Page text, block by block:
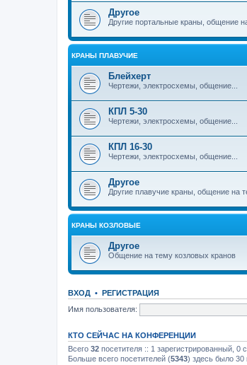
Другое
Другие портальные краны, общение
КРАНЫ ПЛАВУЧИЕ
Блейхерт
Чертежи, электросхемы, общение...
КПЛ 5-30
Чертежи, электросхемы, общение...
КПЛ 16-30
Чертежи, электросхемы, общение...
Другое
Другие плавучие краны, общение на
КРАНЫ КОЗЛОВЫЕ
Другое
Общение на тему козловых кранов
ВХОД • РЕГИСТРАЦИЯ
Имя пользователя:
КТО СЕЙЧАС НА КОНФЕРЕНЦИИ
Всего 32 посетителя :: 1 зарегистрированный, 0
Больше всего посетителей (5343) здесь было 30